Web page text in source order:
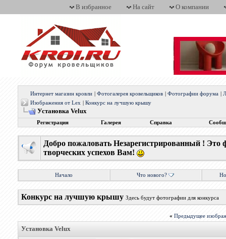
В избранное На сайт О компании
Интернет магазин кровли Фотогалерея кровельщиков Фотографии форума
Изображения от Lex
Конкурс на лучшую крышу
Установка Velux
Регистрация Галерея Справка
Добро пожаловать Незарегистрированный !
творческих успехов Вам!
Начало Что нового?
Конкурс на лучшую крышу Здесь будут фотографии для конкурса
« Предыдущее
Установка Velux